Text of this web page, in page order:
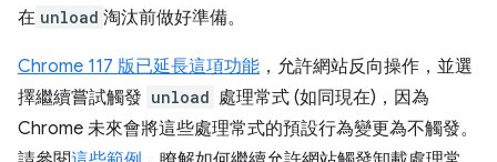
在 unload 淘汰前做好準備。
Chrome 117 版已延長這項功能 ，允許網站反向操作，並選
擇繼續嘗試觸發 unload 處理常式 (如同現在)，因為
Chrome 未來會將這些處理常式的預設行為變更為不觸發。